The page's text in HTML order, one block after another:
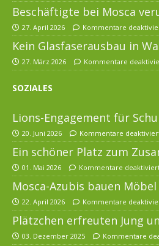
Beschäftigte bei Mosca
27. April 2026 Kommentare
Kein Glasfaserausbau in
27. März 2026 Kommentare
SOZIALES
Lions-Engagement für
20. Juni 2026 Kommentare
Ein schöner Platz zum
01. Mai 2026 Kommentare
Mosca-Azubis bauen
22. April 2026 Kommentare
Plätzchen erfreuten Jung
03. Dezember 2025 Kommentare